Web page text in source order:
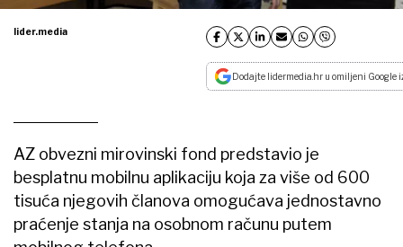
lider.media
Dodajte lidermedia.hr u omiljeni Google
AZ obvezni mirovinski fond predstavio je
besplatnu mobilnu aplikaciju koja za više od 600
tisuća njegovih članova omogućava jednostavno
praćenje stanja na osobnom računu putem